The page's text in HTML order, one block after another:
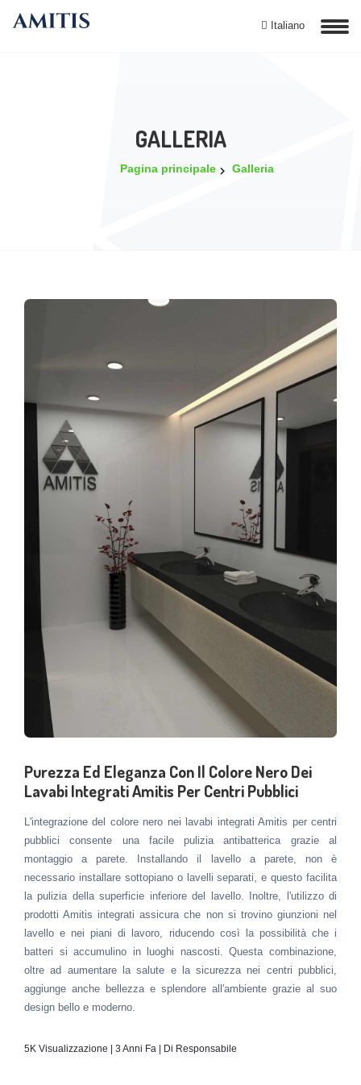
Italiano
GALLERIA
Pagina principale Galleria
Purezza Ed Eleganza Con Il Colore Nero Dei
Lavabi Integrati Amitis Per Centri Pubblici
L'integrazione del colore nero nei lavabi integrati Amitis per centri
pubblici consente una facile pulizia antibatterica grazie al
montaggio a parete. Installando il lavello a parete, non è
necessario installare sottopiano o lavelli separati, e questo facilita
la pulizia della superficie inferiore del lavello. Inoltre, l'utilizzo di
prodotti Amitis integrati assicura che non si trovino giunzioni nel
lavello e nei piani di lavoro, riducendo così la possibilità che i
batteri si accumulino in luoghi nascosti. Questa combinazione,
oltre ad aumentare la salute e la sicurezza nei centri pubblici,
aggiunge anche bellezza e splendore all'ambiente grazie al suo
design bello e moderno.
5K Visualizzazione | 3 Anni Fa | Di Responsabile